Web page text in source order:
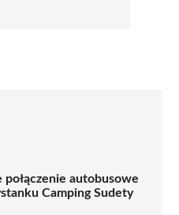
połączenie autobusowe
Camping Sudety